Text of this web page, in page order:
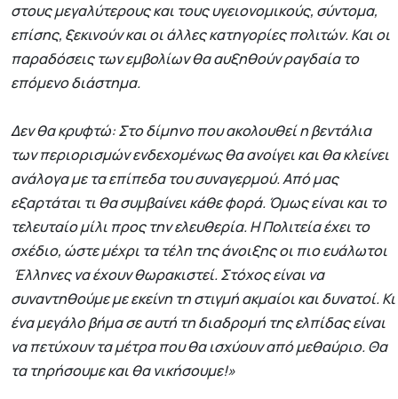
στους μεγαλύτερους και τους υγειονομικούς, σύντομα,
επίσης, ξεκινούν και οι άλλες κατηγορίες πολιτών. Και οι
παραδόσεις των εμβολίων θα αυξηθούν ραγδαία το
επόμενο διάστημα.
Δεν θα κρυφτώ: Στο δίμηνο που ακολουθεί η βεντάλια
των περιορισμών ενδεχομένως θα ανοίγει και θα κλείνει
ανάλογα με τα επίπεδα του συναγερμού. Από μας
εξαρτάται τι θα συμβαίνει κάθε φορά. Όμως είναι και το
τελευταίο μίλι προς την ελευθερία. Η Πολιτεία έχει το
σχέδιο, ώστε μέχρι τα τέλη της άνοιξης οι πιο ευάλωτοι
Έλληνες να έχουν θωρακιστεί. Στόχος είναι να
συναντηθούμε με εκείνη τη στιγμή ακμαίοι και δυνατοί. Κι
ένα μεγάλο βήμα σε αυτή τη διαδρομή της ελπίδας είναι
να πετύχουν τα μέτρα που θα ισχύουν από μεθαύριο. Θα
τα τηρήσουμε και θα νικήσουμε!»